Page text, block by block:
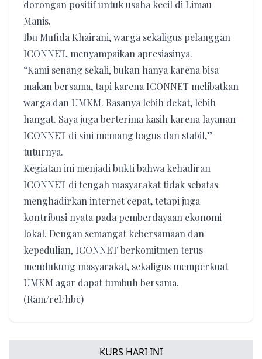
dorongan positif untuk usaha kecil di Limau
Manis.
Ibu Mufida Khairani, warga sekaligus pelanggan
ICONNET, menyampaikan apresiasinya.
“Kami senang sekali, bukan hanya karena bisa
makan bersama, tapi karena ICONNET melibatkan
warga dan UMKM. Rasanya lebih dekat, lebih
hangat. Saya juga berterima kasih karena layanan
ICONNET di sini memang bagus dan stabil,”
tuturnya.
Kegiatan ini menjadi bukti bahwa kehadiran
ICONNET di tengah masyarakat tidak sebatas
menghadirkan internet cepat, tetapi juga
kontribusi nyata pada pemberdayaan ekonomi
lokal. Dengan semangat kebersamaan dan
kepedulian, ICONNET berkomitmen terus
mendukung masyarakat, sekaligus memperkuat
UMKM agar dapat tumbuh bersama.
(Ram/rel/hbc)
KURS HARI INI